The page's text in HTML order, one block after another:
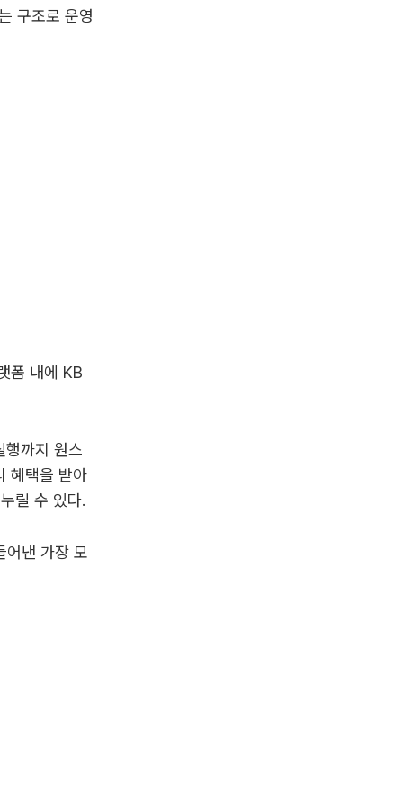
구조로 운영
폼 내에 KB
행까지 원스
혜택을 받아
릴 수 있다.
어낸 가장 모